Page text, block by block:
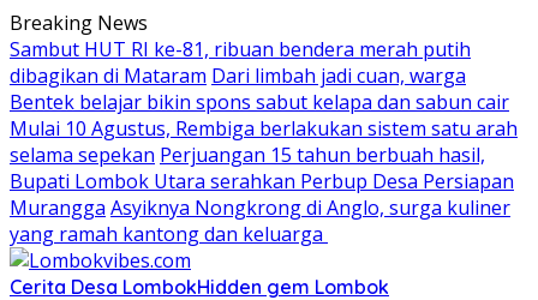
Skip
to
content
Breaking News
Sambut HUT RI ke-81, ribuan bendera merah putih
dibagikan di Mataram Dari limbah jadi cuan, warga
Bentek belajar bikin spons sabut kelapa dan sabun cair
Mulai 10 Agustus, Rembiga berlakukan sistem satu arah
selama sepekan Perjuangan 15 tahun berbuah hasil,
Bupati Lombok Utara serahkan Perbup Desa Persiapan
Murangga Asyiknya Nongkrong di Anglo, surga kuliner
yang ramah kantong dan keluarga
Cerita Desa LombokHidden gem Lombok